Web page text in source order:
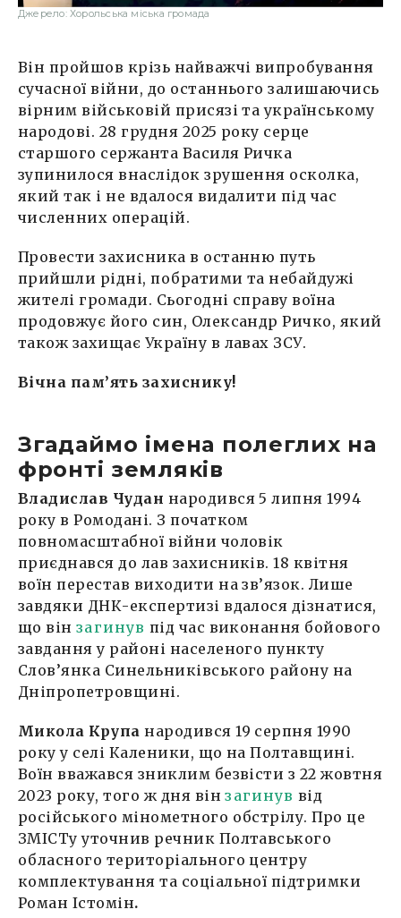
Джерело: Хорольська міська громада
Він пройшов крізь найважчі випробування
сучасної війни, до останнього залишаючись
вірним військовій присязі та українському
народові. 28 грудня 2025 року серце
старшого сержанта Василя Ричка
зупинилося внаслідок зрушення осколка,
який так і не вдалося видалити під час
численних операцій.
Провести захисника в останню путь
прийшли рідні, побратими та небайдужі
жителі громади. Сьогодні справу воїна
продовжує його син, Олександр Ричко, який
також захищає Україну в лавах ЗСУ.
Вічна пам’ять захиснику!
Згадаймо імена полеглих на
фронті земляків
Владислав Чудан народився 5 липня 1994
року в Ромодані. З початком
повномасштабної війни чоловік
приєднався до лав захисників. 18 квітня
воїн перестав виходити на зв’язок. Лише
завдяки ДНК-експертизі вдалося дізнатися,
що вінзагинув під час виконання бойового
завдання у районі населеного пункту
Слов’янка Синельниківського району на
Дніпропетровщині.
Микола Крупанародився 19 серпня 1990
року у селі Каленики, що на Полтавщині.
Воїн вважався зниклим безвісти з 22 жовтня
2023 року, того ж дня вінзагинув від
російського мінометного обстрілу. Про це
ЗМІСТу уточнив речник Полтавського
обласного територіального центру
комплектування та соціальної підтримки
Роман Істомін.